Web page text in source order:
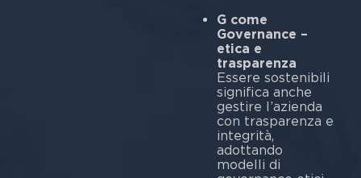
G come
Governance –
etica e
trasparenza
Essere sostenibili
significa anche
gestire l’azienda
con trasparenza e
integrità,
adottando
modelli di